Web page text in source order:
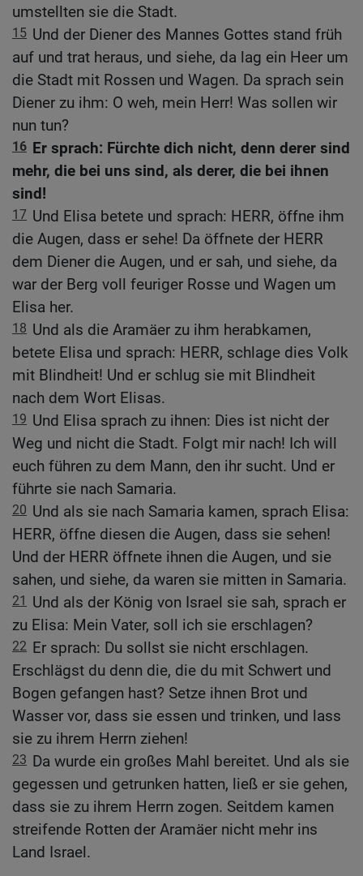
umstellten sie die Stadt.
15 Und der Diener des Mannes Gottes stand früh
auf und trat heraus, und siehe, da lag ein Heer um
die Stadt mit Rossen und Wagen. Da sprach sein
Diener zu ihm: O weh, mein Herr! Was sollen wir
nun tun?
16 Er sprach: Fürchte dich nicht, denn derer sind
mehr, die bei uns sind, als derer, die bei ihnen
sind!
17 Und Elisa betete und sprach: HERR, öffne ihm
die Augen, dass er sehe! Da öffnete der HERR
dem Diener die Augen, und er sah, und siehe, da
war der Berg voll feuriger Rosse und Wagen um
Elisa her.
18 Und als die Aramäer zu ihm herabkamen,
betete Elisa und sprach: HERR, schlage dies Volk
mit Blindheit! Und er schlug sie mit Blindheit
nach dem Wort Elisas.
19 Und Elisa sprach zu ihnen: Dies ist nicht der
Weg und nicht die Stadt. Folgt mir nach! Ich will
euch führen zu dem Mann, den ihr sucht. Und er
führte sie nach Samaria.
20 Und als sie nach Samaria kamen, sprach Elisa:
HERR, öffne diesen die Augen, dass sie sehen!
Und der HERR öffnete ihnen die Augen, und sie
sahen, und siehe, da waren sie mitten in Samaria.
21
Und als der König von Israel sie sah, sprach er
zu Elisa: Mein Vater, soll ich sie erschlagen?
22 Er sprach: Du sollst sie nicht erschlagen.
Erschlägst du denn die, die du mit Schwert und
Bogen gefangen hast? Setze ihnen Brot und
Wasser vor, dass sie essen und trinken, und lass
sie zu ihrem Herrn ziehen!
23 Da wurde ein großes Mahl bereitet. Und als sie
gegessen und getrunken hatten, ließ er sie gehen,
dass sie zu ihrem Herrn zogen. Seitdem kamen
streifende Rotten der Aramäer nicht mehr ins
Land Israel.